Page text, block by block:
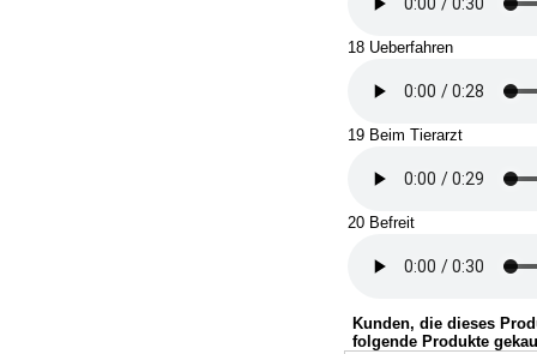
18 Ueberfahren
19 Beim Tierarzt
20 Befreit
Kunden, die dieses
folgende Produkte